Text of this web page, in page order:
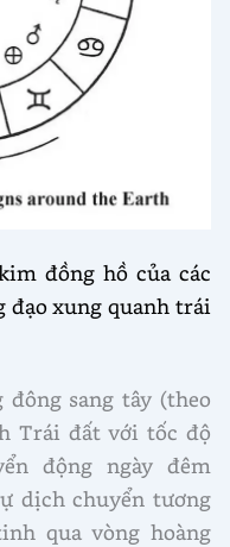
đồng hồ của các
đạo xung quanh trái
đông sang tây (theo
Trái đất với tốc độ
động ngày đêm
dịch chuyển tương
qua vòng hoàng